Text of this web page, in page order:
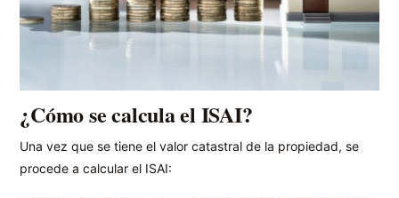
¿Cómo se calcula el ISAI?
Una vez que se tiene el valor catastral de la propiedad, se
procede a calcular el ISAI: